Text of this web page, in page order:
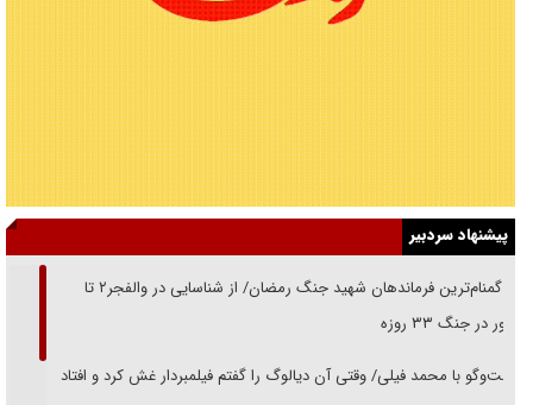
پیشنهاد سردبیر
از گمنام‌ترین فرماندهان شهید جنگ رمضان/ از شناسایی در والفجر۲ تا
حضور در جنگ ۳۳ روزه
گفت‌وگو با محمد فیلی/ وقتی آن دیالوگ را گفتم فیلمبردار غش کرد و افتاد